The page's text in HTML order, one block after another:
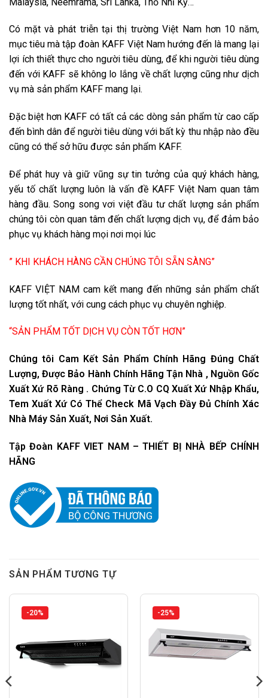
Có mặt và phát triễn tại thị trường Việt Nam hơn 10 năm,
mục tiêu mà tập đoàn KAFF Việt Nam hướng đến là mang lại
lợi ích thiết thực cho người tiêu dùng, để khi người tiêu dùng
đến với KAFF sẽ không lo lắng về chất lượng cũng như dịch
vụ mà sản phẩm KAFF mang lại.
Đặc biệt hơn KAFF có tất cả các dòng sản phẩm từ cao cấp
đến bình dân để người tiêu dùng với bất kỳ thu nhập nào đều
cũng có thể sở hữu được sản phẩm KAFF.
Để phát huy và giữ vũng sự tin tưởng của quý khách hàng,
yếu tố chất lượng luôn là vấn đề KAFF Việt Nam quan tâm
hàng đầu. Song song vơi việt đầu tư chất lượng sản phẩm
chúng tôi còn quan tâm đến chất lượng dịch vụ, để đảm bảo
phục vụ khách hàng mọi nơi mọi lúc
” KHI KHÁCH HÀNG CẦN CHÚNG TÔI SẴN SÀNG”
KAFF VIỆT NAM cam kết mang đến những sản phẩm chất
lượng tốt nhất, với cung cách phục vụ chuyên nghiệp.
“SẢN PHẨM TỐT DỊCH VỤ CÒN TỐT HƠN”
Chúng tôi Cam Kết Sản Phẩm Chính Hãng Đúng Chất
Lượng, Được Bảo Hành Chính Hãng Tận Nhà , Nguồn Gốc
Xuất Xứ Rõ Ràng . Chứng Từ C.O CQ Xuất Xứ Nhập Khẩu,
Tem Xuất Xứ Có Thể Check Mã Vạch Đầy Đủ Chính Xác
Nhà Máy Sản Xuất, Nơi Sản Xuất.
Tập Đoàn KAFF VIET NAM – THIẾT BỊ NHÀ BẾP CHÍNH
HÃNG
SẢN PHẨM TƯƠNG TỰ
-20% -25%